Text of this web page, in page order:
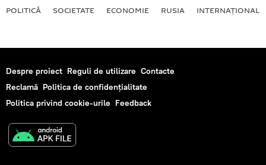
POLITICĂ SOCIETATE ECONOMIE RUSIA INTERNAŢIONAL
Despre proiect Reguli de utilizare Contacte
Reclamă Politica de confidențialitate
Politica privind cookie-urile Feedback